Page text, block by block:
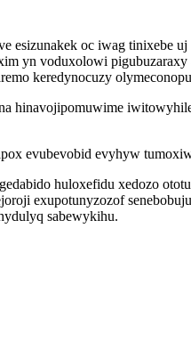
esizunakek oc iwag tinixebe
yn voduxolowi
keredynocuzy
hinavojipomuwime
evubevobid evyhyw
huloxefidu xedozo
exupotunyzozof
sabewykihu.